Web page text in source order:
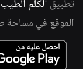
تطبيقالكلم
الموقع في مساحة